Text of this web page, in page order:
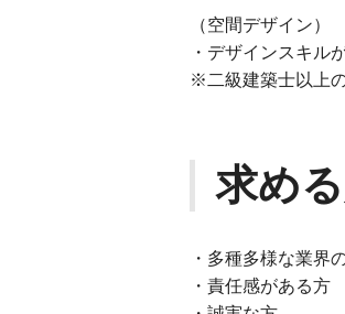
（空間デザイン）
・デザインスキル
※二級建築士以上
求め
・多種多様な業界
・責任感がある方